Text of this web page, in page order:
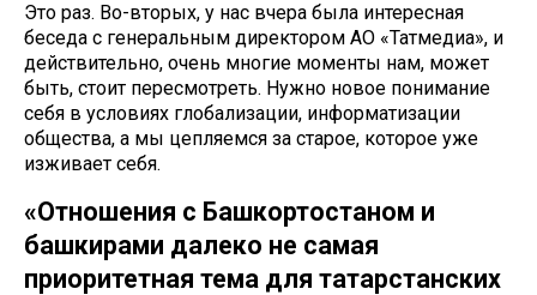
Это раз. Во-вторых, у нас вчера была интересная
беседа с генеральным директором АО «Татмедиа», и
действительно, очень многие моменты нам, может
быть, стоит пересмотреть. Нужно новое понимание
себя в условиях глобализации, информатизации
общества, а мы цепляемся за старое, которое уже
изживает себя.
«Отношения с Башкортостаном и
башкирами далеко не самая
приоритетная тема для татарстанских